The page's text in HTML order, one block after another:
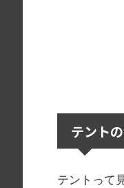
テント
テントって